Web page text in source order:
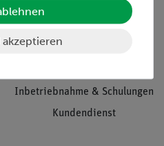
Übersicht Service
Inbetriebnahme & Schulungen
Kundendienst
akzeptieren